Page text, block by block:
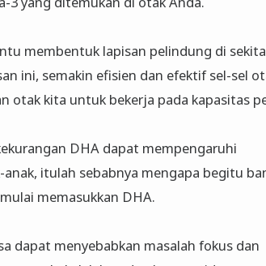
membentuk lapisan pelindung di
ini, semakin efisien dan efektif sel-sel
otak kita untuk bekerja pada kapasitas
DHA dapat mempengaruhi
itulah sebabnya mengapa begitu
memasukkan DHA.
dapat menyebabkan masalah fokus dan